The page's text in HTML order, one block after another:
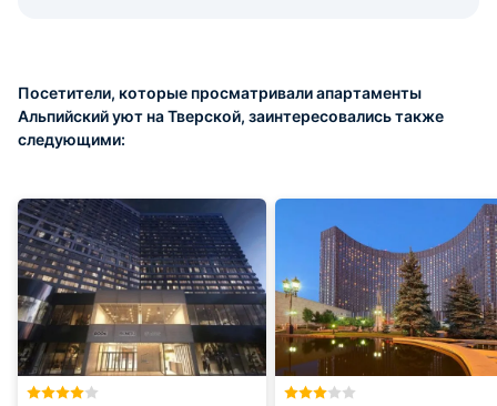
Посетители, которые просматривали апартаменты
Альпийский уют на Тверской, заинтересовались также
следующими: